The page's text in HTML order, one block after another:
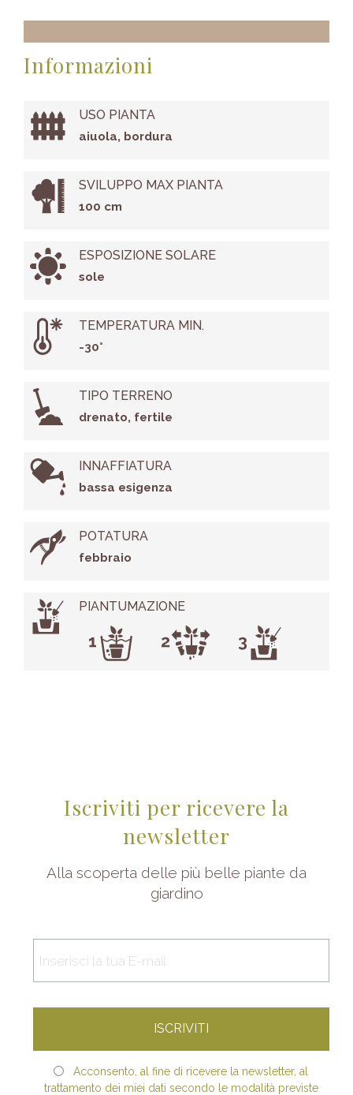
Informazioni
USO PIANTA
aiuola, bordura
SVILUPPO MAX PIANTA
100 cm
ESPOSIZIONE SOLARE
sole
TEMPERATURA MIN.
-30°
TIPO TERRENO
drenato, fertile
INNAFFIATURA
bassa esigenza
POTATURA
febbraio
PIANTUMAZIONE
Iscriviti per ricevere la
newsletter
Alla scoperta delle più belle piante da
giardino
Acconsento, al fine di ricevere la newsletter, al
trattamento dei miei dati secondo le modalità previste